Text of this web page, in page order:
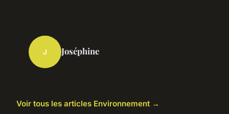
J Joséphine
Voir tous les articles Environnement →